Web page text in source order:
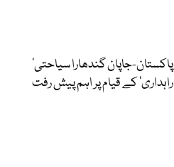
‘پاکستان-جاپان گندھارا سیاحتی
راہداری’ کے قیام پر اہم پیش رفت